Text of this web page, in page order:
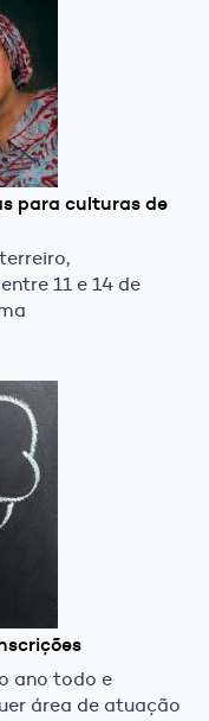
para culturas de
11 e 14 de
ano todo e
área de atuação